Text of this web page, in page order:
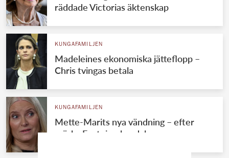
räddade Victorias äktenskap
KUNGAFAMILJEN
Madeleines ekonomiska jätteflopp –
Chris tvingas betala
KUNGAFAMILJEN
Mette-Marits nya vändning – efter
mörka Epstein-skandalen